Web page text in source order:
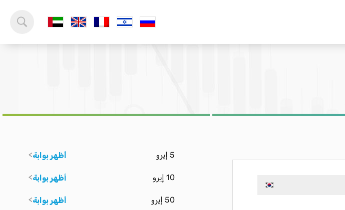
5 إيرو أظهر بوابة
10 إيرو أظهر بوابة
50 إيرو أظهر بوابة